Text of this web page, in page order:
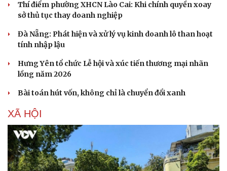
Thí điểm phường XHCN Lào Cai: Khi chính quyền xoay
sở thủ tục thay doanh nghiệp
Đà Nẵng: Phát hiện và xử lý vụ kinh doanh lô than hoạt
tính nhập lậu
Hưng Yên tổ chức Lễ hội và xúc tiến thương mại nhãn
lồng năm 2026
Bài toán hút vốn, không chỉ là chuyển đổi xanh
XÃ HỘI